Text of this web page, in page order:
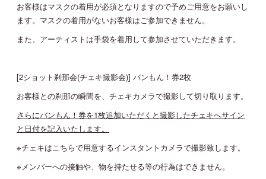
お客様はマスクの着用が必須となりますので予めご用意をお願いし
ます。マスクの着用がないお客様はご参加できません。
また、アーティストは手袋を着用して参加させていただきます。
[2ショット刹那会(チェキ撮影会)] バンもん！券2枚
お客様との刹那の瞬間を、チェキカメラで撮影して切り取ります。
さらにバンもん！券を1枚追加いただくと撮影したチェキへサイン
と日付を記入いたします。
※チェキはこちらで用意するインスタントカメラで撮影致します。
※メンバーへの接触や、物を持たせる等の行為はできません。